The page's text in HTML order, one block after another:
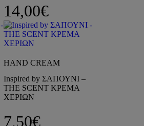
14,00€
HAND CREAM
Inspired by ΣΑΠΟΥΝΙ –
THE SCENT ΚΡΕΜΑ
ΧΕΡΙΩΝ
7,50€